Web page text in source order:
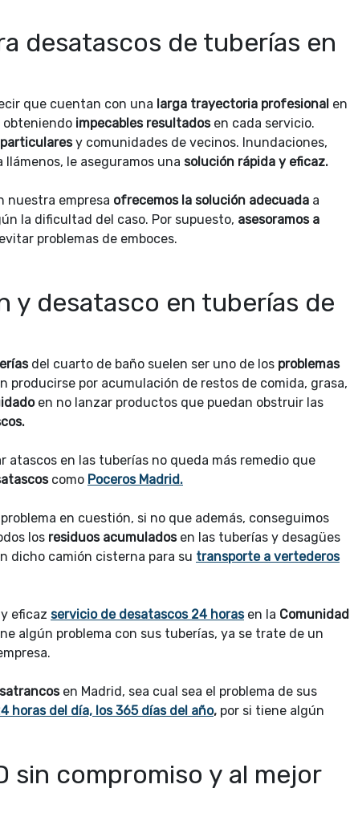
desatascos de tuberías en
que cuentan con una larga trayectoria profesional en
obteniendo impecables resultados en cada servicio.
y comunidades de vecinos. Inundaciones,
llámenos, le aseguramos una solución rápida y eficaz.
nuestra empresa ofrecemos la solución adecuada a
la dificultad del caso. Por supuesto, asesoramos a
problemas de emboces.
y desatasco en tuberías de
del cuarto de baño suelen ser uno de los problemas
producirse por acumulación de restos de comida, grasa,
en no lanzar productos que puedan obstruir las
atascos en las tuberías no queda más remedio que
como Poceros Madrid.
en cuestión, si no que además, conseguimos
los residuos acumuladosen las tuberías y desagües
dicho camión cisterna para su transporte a vertederos
eficaz servicio de desatascos 24 horasen la Comunidad
algún problema con sus tuberías, ya se trate de un
en Madrid, sea cual sea el problema de sus
horas del día, los 365 días del año, por si tiene algún
sin compromiso y al mejor